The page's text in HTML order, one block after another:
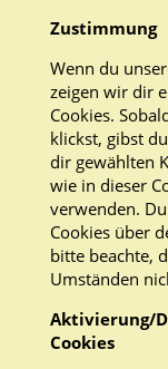
Zustimmung
Wenn du
zeigen wir dir
Cookies.
klickst, gibst
dir gewählten
wie in dieser
verwenden.
Cookies über
bitte beachte,
Umständen
Aktivierung/
Cookies